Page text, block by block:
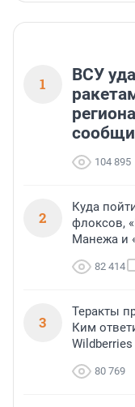
1
ВСУ
104 895
2
Куда
флоксов,
Манежа и
82 414
3
Теракты
Ким
Wildberries
80 769